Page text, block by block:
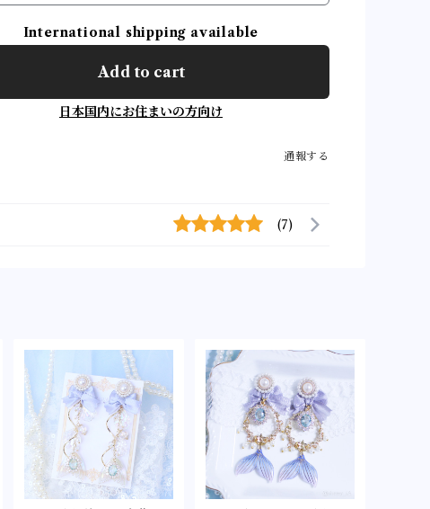
International shipping available
Add to cart
日本国内にお住まいの方向け
通報する
(7)